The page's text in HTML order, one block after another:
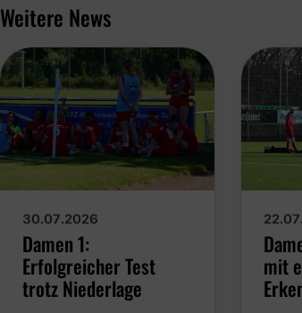
Weitere News
30.07.2026
Damen 1: Erfolgreicher
Test trotz Niederlage
Zum zweiten Testspiel
mit